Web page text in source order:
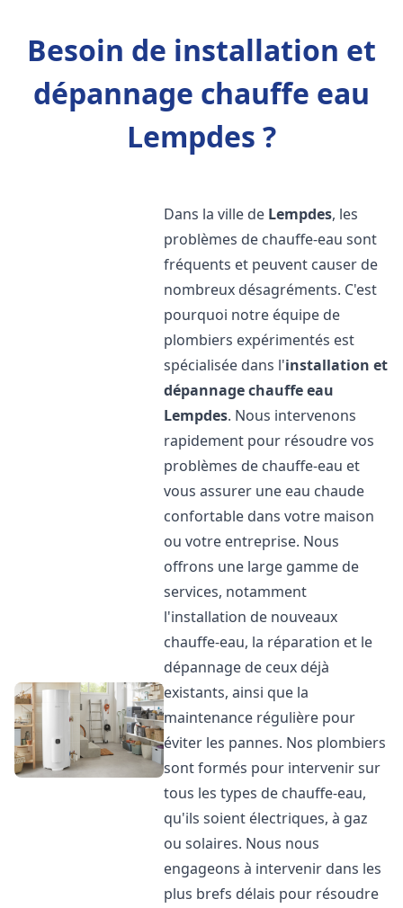
Besoin de installation et
dépannage chauffe eau
Lempdes ?
Dans la ville de Lempdes, les
problèmes de chauffe-eau sont
fréquents et peuvent causer de
nombreux désagréments. C'est
pourquoi notre équipe de
plombiers expérimentés est
spécialisée dans l'installation et
dépannage chauffe eau
Lempdes. Nous intervenons
rapidement pour résoudre vos
problèmes de chauffe-eau et
vous assurer une eau chaude
confortable dans votre maison
ou votre entreprise. Nous
offrons une large gamme de
services, notamment
l'installation de nouveaux
chauffe-eau, la réparation et le
dépannage de ceux déjà
existants, ainsi que la
maintenance régulière pour
éviter les pannes. Nos plombiers
sont formés pour intervenir sur
tous les types de chauffe-eau,
qu'ils soient électriques, à gaz
ou solaires. Nous nous
engageons à intervenir dans les
plus brefs délais pour résoudre